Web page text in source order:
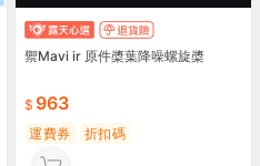
禦Mavi ir 原件槳葉降噪螺旋槳
963
運費券 折扣碼